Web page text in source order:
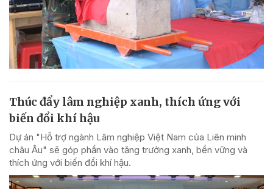
Thúc đẩy lâm nghiệp xanh, thích ứng với
biến đổi khí hậu
Dự án "Hỗ trợ ngành Lâm nghiệp Việt Nam của Liên minh
châu Âu" sẽ góp phần vào tăng trưởng xanh, bền vững và
thích ứng với biến đổi khí hậu.